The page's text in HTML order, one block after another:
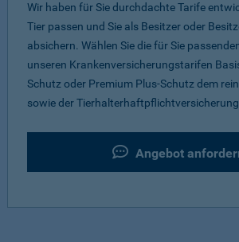
Wir haben für Sie durchdachte Tarife
Tier passen und Sie als Besitzer oder
absichern. Wählen Sie die für Sie
unseren Krankenversicherungstarifen
Schutz oder Premium Plus-Schutz dem
sowie der
Angebot